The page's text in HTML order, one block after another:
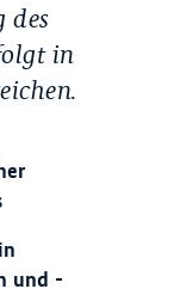
des
in
und -